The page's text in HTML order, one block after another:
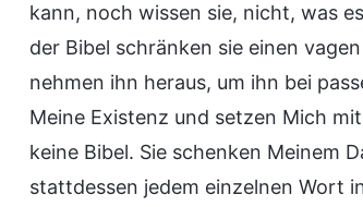
kann, noch wissen sie, nicht, was
der Bibel schränken sie einen
nehmen ihn heraus, um ihn bei
Meine Existenz und setzen Mich
keine Bibel. Sie schenken Meinem
stattdessen jedem einzelnen Wort